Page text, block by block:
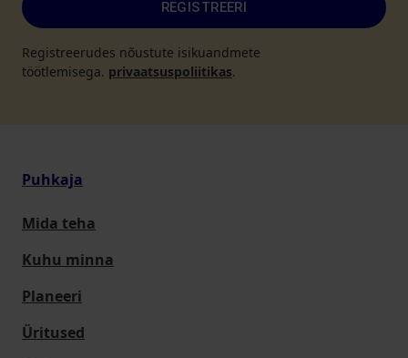
REGISTREERI
Registreerudes nõustute isikuandmete
töötlemisega. privaatsuspoliitikas.
Puhkaja
Mida teha
Kuhu minna
Planeeri
Üritused